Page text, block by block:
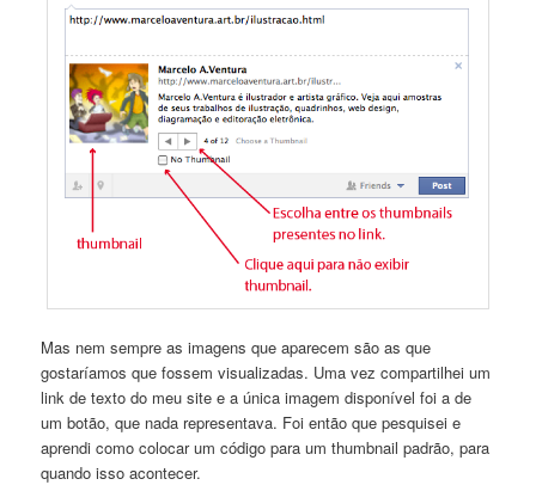
Mas nem sempre as imagens que aparecem são as que
gostaríamos que fossem visualizadas. Uma vez compartilhei um
link de texto do meu site e a única imagem disponível foi a de
um botão, que nada representava. Foi então que pesquisei e
aprendi como colocar um código para um thumbnail padrão, para
quando isso acontecer.